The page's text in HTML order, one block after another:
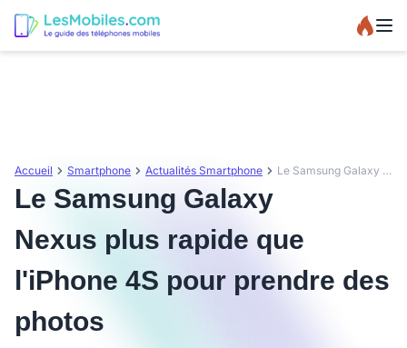
Accueil Smartphone Actualités Smartphone Le Samsung Galaxy Nexus plus rapide que l'iPhone 4S pour prendre des photos
Le Samsung Galaxy
Nexus plus rapide que
l'iPhone 4S pour prendre des
photos